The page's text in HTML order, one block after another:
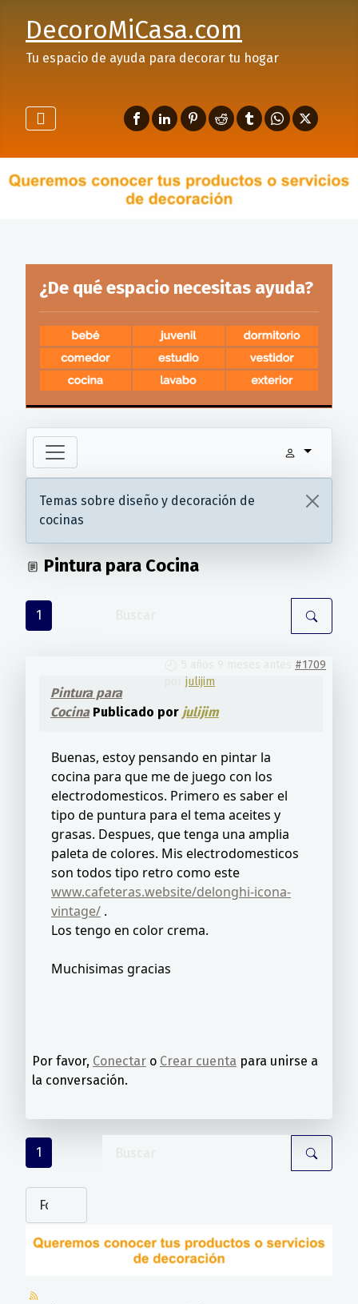
DecoroMiCasa.com
Tu espacio de ayuda para decorar tu hogar
¿De qué espacio necesitas ayuda?
Temas sobre diseño y decoración de
cocinas
Pintura para Cocina
1
#1709
julijim
Pintura para
CocinaPublicado por julijim
Buenas, estoy pensando en pintar la
cocina para que me de juego con los
electrodomesticos. Primero es saber el
tipo de puntura para el tema aceites y
grasas. Despues, que tenga una amplia
paleta de colores. Mis electrodomesticos
son todos tipo retro como este
www.cafeteras.website/delonghi-icona-
vintage/ .
Los tengo en color crema.
Muchisimas gracias
Por favor, Conectar o Crear cuenta para unirse a
la conversación.
1